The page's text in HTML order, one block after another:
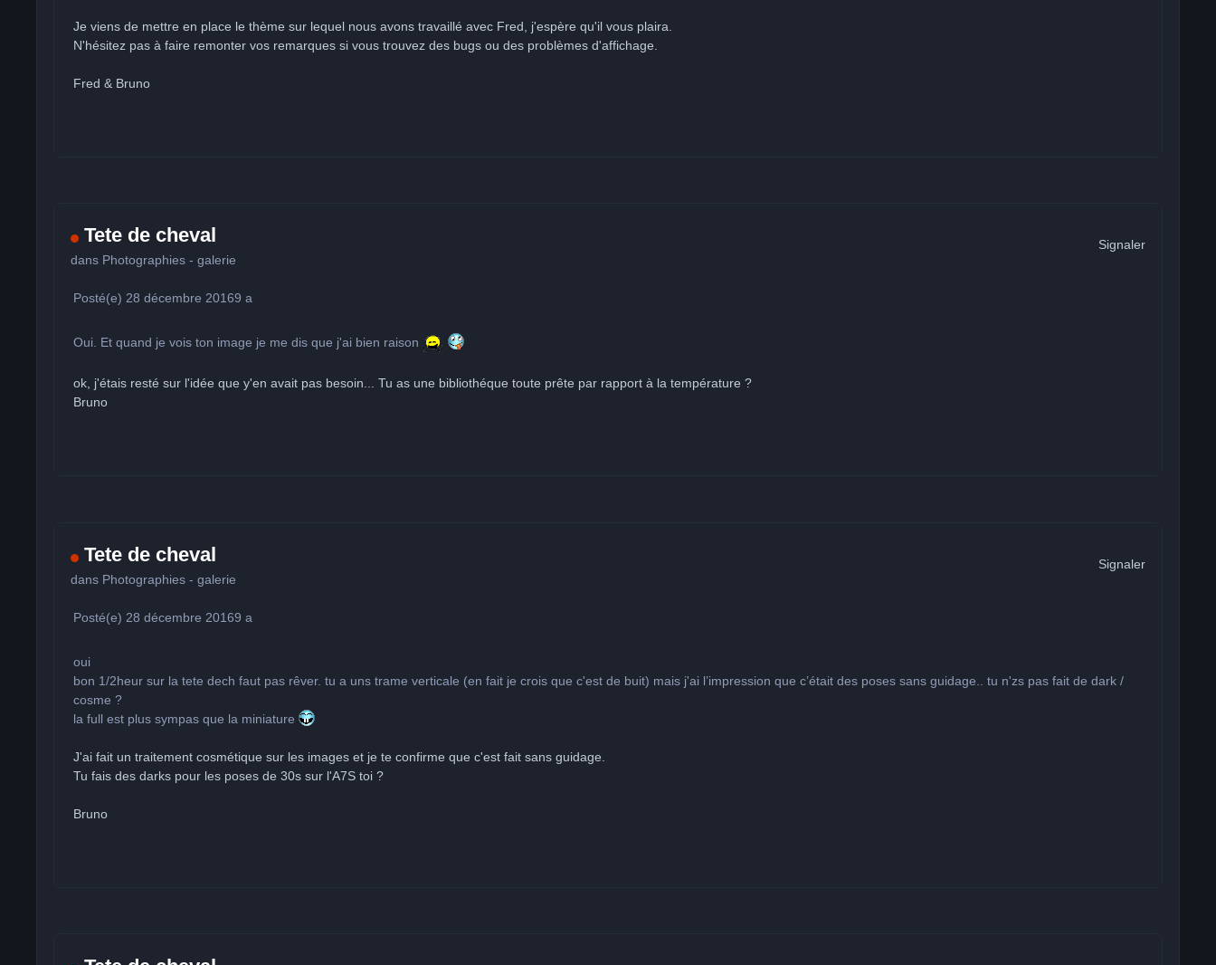
Je viens de mettre en place le thème sur lequel nous avons travaillé avec Fred, j'espère qu'il vous plaira.
N'hésitez pas à faire remonter vos remarques si vous trouvez des bugs ou des problèmes d'affichage.
Fred & Bruno
Tete de cheval
dans Photographies - galerie
Signaler
Posté(e)28 décembre 20169 a
Oui. Et quand je vois ton image je me dis que j'ai bien raison
ok, j'étais resté sur l'idée que y'en avait pas besoin... Tu as une bibliothéque toute prête par rapport à la température ?
Bruno
Tete de cheval
dans Photographies - galerie
Signaler
Posté(e) 28 décembre 20169 a
oui
bon 1/2heur sur la tete dech faut pas rêver. tu a uns trame verticale (en fait je crois que c'est de buit) mais j'ai l’impression que c’était des poses sans guidage.. tu n'zs pas fait de dark /
cosme ?
la full est plus sympas que la miniature
J'ai fait un traitement cosmétique sur les images et je te confirme que c'est fait sans guidage.
Tu fais des darks pour les poses de 30s sur l'A7S toi ?
Bruno